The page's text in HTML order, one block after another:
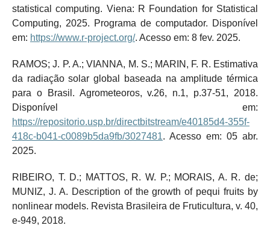
statistical computing. Viena: R Foundation for Statistical
Computing, 2025. Programa de computador. Disponível
em: https://www.r-project.org/. Acesso em: 8 fev. 2025.
RAMOS; J. P. A.; VIANNA, M. S.; MARIN, F. R. Estimativa
da radiação solar global baseada na amplitude térmica
para o Brasil. Agrometeoros, v.26, n.1, p.37-51, 2018.
Disponível em:
https://repositorio.usp.br/directbitstream/e40185d4-355f-
418c-b041-c0089b5da9fb/3027481. Acesso em: 05 abr.
2025.
RIBEIRO, T. D.; MATTOS, R. W. P.; MORAIS, A. R. de;
MUNIZ, J. A. Description of the growth of pequi fruits by
nonlinear models. Revista Brasileira de Fruticultura, v. 40,
e-949, 2018.